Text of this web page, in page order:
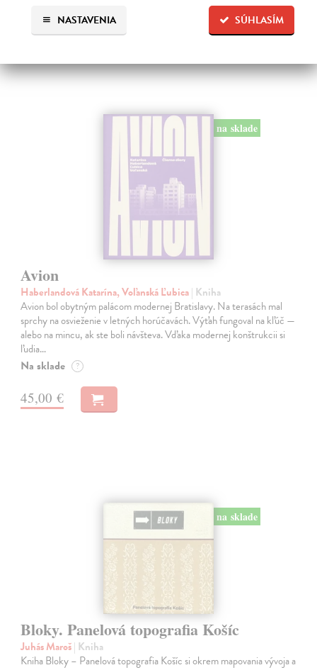
SÚHLASÍM
NASTAVENIA
na sklade
Avion
Haberlandová Katarína, Voľanská Ľubica| Kniha
Avion bol obytným palácom modernej Bratislavy. Na terasách mal
sprchy na osvieženie v letných horúčavách. Výťah fungoval na kľúč —
alebo na mincu, ak ste boli návšteva. Vďaka modernej konštrukcii si
ľudia…
Na sklade ?
45,00 €
na sklade
Bloky. Panelová topografia Košíc
Juhás Maroš| Kniha
Kniha Bloky – Panelová topografia Košíc si okrem mapovania vývoja a